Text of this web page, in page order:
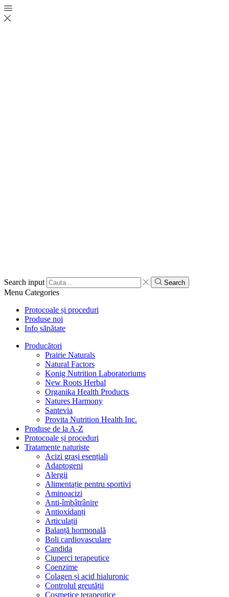
Search input Search
Menu Categories
Protocoale și proceduri
Produse noi
Info sănătate
Producători
Prairie Naturals
Natural Factors
Konig Nutrition Laboratoriums
New Roots Herbal
Organika Health Products
Natures Harmony
Santevia
Provita Nutrition Health Inc.
Produse de la A-Z
Protocoale și proceduri
Tratamente naturiste
Acizi grași esențiali
Adaptogeni
Alergii
Alimentație pentru sportivi
Aminoacizi
Anti-îmbâtrânire
Antioxidanți
Articulații
Balanță hormonală
Boli cardiovasculare
Candida
Ciuperci terapeutice
Coenzime
Colagen și acid hialuronic
Controlul greutății
Cosmetice terapeutice